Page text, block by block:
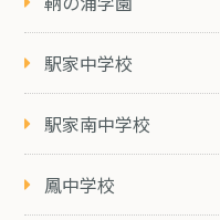
駅家中学校
駅家南中学校
鳳中学校